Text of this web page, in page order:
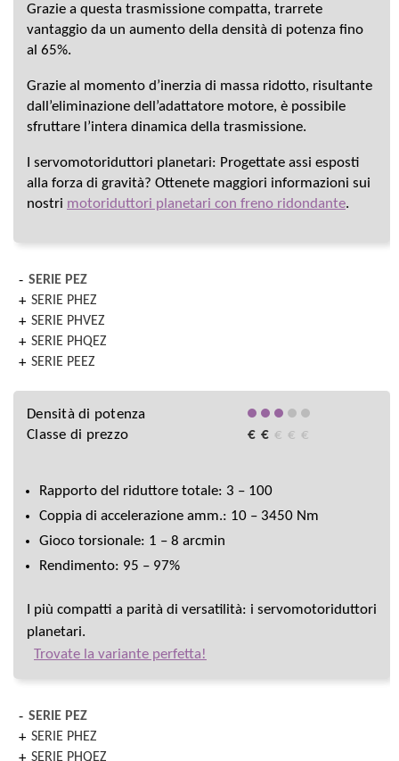
Grazie a questa trasmissione compatta, trarrete
vantaggio da un aumento della densità di potenza fino
al 65%.
Grazie al momento d’inerzia di massa ridotto, risultante
dall’eliminazione dell’adattatore motore, è possibile
sfruttare l’intera dinamica della trasmissione.
I servomotoriduttori planetari: Progettate assi esposti
alla forza di gravità? Ottenete maggiori informazioni sui
nostri motoriduttori planetari con freno ridondante.
SERIE PEZ
SERIE PHEZ
SERIE PHVEZ
SERIE PHQEZ
SERIE PEEZ
Densità di potenza
Classe di prezzo
€ € € € €
Rapporto del riduttore totale: 3 – 100
Coppia di accelerazione amm.: 10 – 3450 Nm
Gioco torsionale: 1 – 8 arcmin
Rendimento: 95 – 97%
I più compatti a parità di versatilità: i servomotoriduttori
planetari.
Trovate la variante perfetta!
SERIE PEZ
SERIE PHEZ
SERIE PHQEZ